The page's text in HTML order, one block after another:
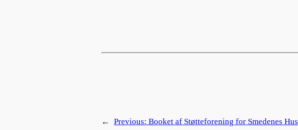
← Previous: Booket af Støtteforening for Smedenes Hus